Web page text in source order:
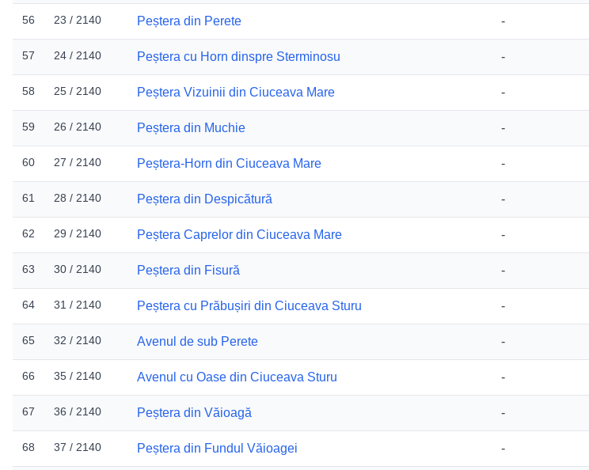
56 23 / 2140 Peștera din Perete -
57 24 / 2140 Peștera cu Horn dinspre Sterminosu -
58 25 / 2140 Peștera Vizuinii din Ciuceava Mare -
59 26 / 2140 Peștera din Muchie -
60 27 / 2140 Peștera-Horn din Ciuceava Mare -
61 28 / 2140 Peștera din Despicătură -
62 29 / 2140 Peștera Caprelor din Ciuceava Mare -
63 30 / 2140 Peștera din Fisură -
64 31 / 2140 Peștera cu Prăbușiri din Ciuceava Sturu -
65 32 / 2140 Avenul de sub Perete -
66 35 / 2140 Avenul cu Oase din Ciuceava Sturu -
67 36 / 2140 Peștera din Văioagă -
68 37 / 2140 Peștera din Fundul Văioagei -